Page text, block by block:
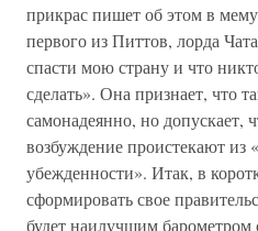
прикрас пишет об этом в
первого из Питтов, лорда
спасти мою страну и что
сделать». Она признает, что
самонадеянно, но допускает,
возбуждение проистекают из
убежденности». Итак, в
сформировать свое
будет наилучшим барометром